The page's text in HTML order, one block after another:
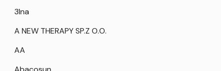
3Ina
A NEW THERAPY SP.Z O.O.
AA